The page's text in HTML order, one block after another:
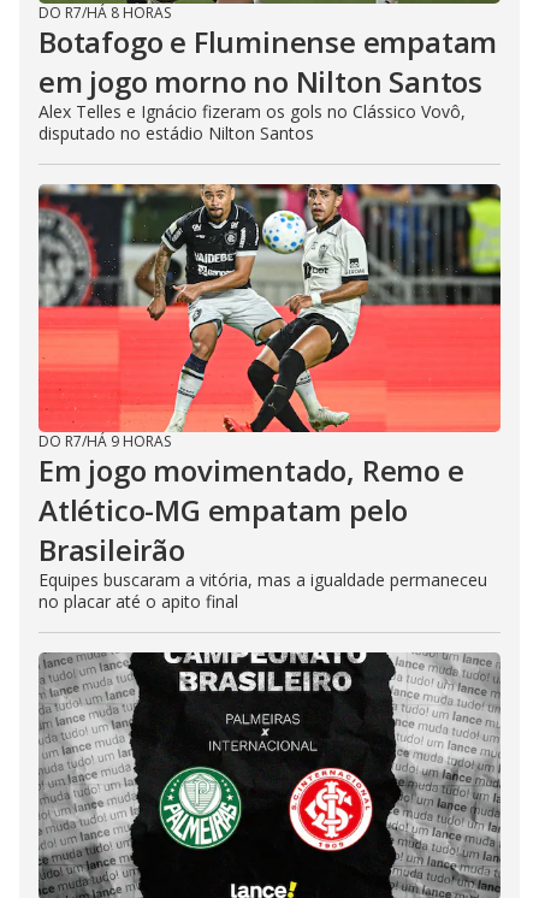
DO R7/HÁ 8 HORAS
Botafogo e Fluminense empatam
em jogo morno no Nilton Santos
Alex Telles e Ignácio fizeram os gols no Clássico Vovô,
disputado no estádio Nilton Santos
DO R7/HÁ 9 HORAS
Em jogo movimentado, Remo e
Atlético-MG empatam pelo
Brasileirão
Equipes buscaram a vitória, mas a igualdade permaneceu
no placar até o apito final